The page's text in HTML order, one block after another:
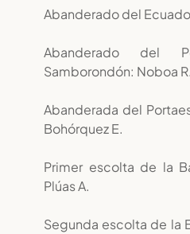
Abanderado del
Abanderado del
Samborondón: Noboa R.
Abanderada del
Bohórquez E.
Primer escolta de la
Plúas A.
Segunda escolta de la